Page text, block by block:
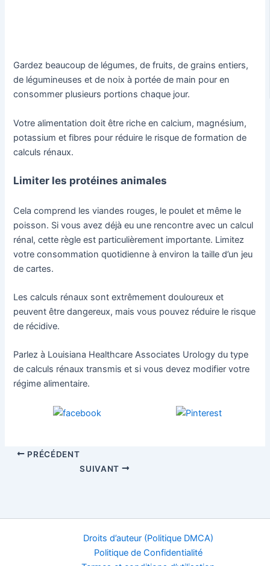
Gardez beaucoup de légumes, de fruits, de grains entiers,
de légumineuses et de noix à portée de main pour en
consommer plusieurs portions chaque jour.
Votre alimentation doit être riche en calcium, magnésium,
potassium et fibres pour réduire le risque de formation de
calculs rénaux.
Limiter les protéines animales
Cela comprend les viandes rouges, le poulet et même le
poisson. Si vous avez déjà eu une rencontre avec un calcul
rénal, cette règle est particulièrement importante. Limitez
votre consommation quotidienne à environ la taille d’un jeu
de cartes.
Les calculs rénaux sont extrêmement douloureux et
peuvent être dangereux, mais vous pouvez réduire le risque
de récidive.
Parlez à Louisiana Healthcare Associates Urology du type
de calculs rénaux transmis et si vous devez modifier votre
régime alimentaire.
PRÉCÉDENT
SUIVANT
Droits d’auteur (Politique DMCA)
Politique de Confidentialité